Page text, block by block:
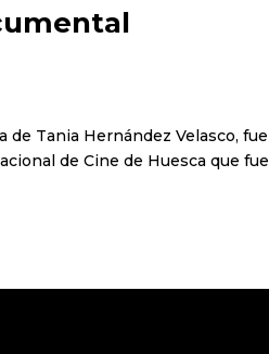
de Tania Hernández Velasco, fue
de Cine de Huesca que fue